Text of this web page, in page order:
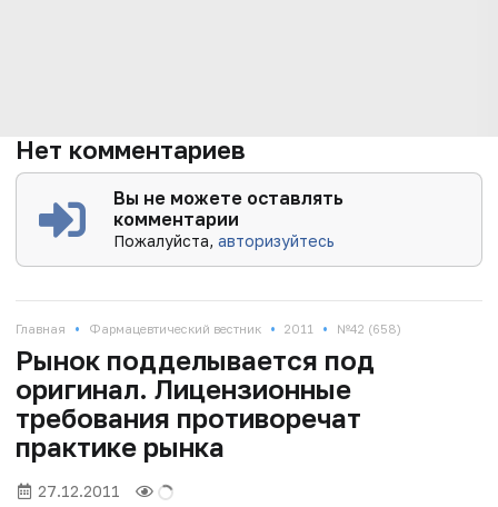
Нет комментариев
Вы не можете оставлять
комментарии
Пожалуйста,авторизуйтесь
Главная • Фармацевтический вестник • 2011 • №42 (658)
Рынок подделывается под
оригинал. Лицензионные
требования противоречат
практике рынка
27.12.2011